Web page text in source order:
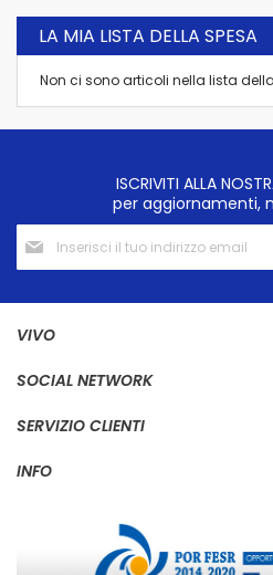
la
LA MIA LISTA DELLA SPESA
Non ci sono articoli nella lista
ISCRIVITI ALLA
per aggiornamenti,
Iscriviti
alla
nostra
VIVO
SOCIAL NETWORK
SERVIZIO CLIENTI
INFO